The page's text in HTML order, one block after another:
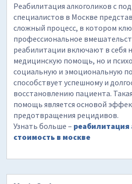
Реабилитация алкоголиков с
специалистов в Москве
сложный процесс, в котором
профессиональное
реабилитации включают в себя
медицинскую помощь, но и
социальную и эмоциональную
способствует успешному и
восстановлению пациента.
помощь является основой
предотвращения рецидивов.
Узнать больше – реабилитация
стоимость в москве